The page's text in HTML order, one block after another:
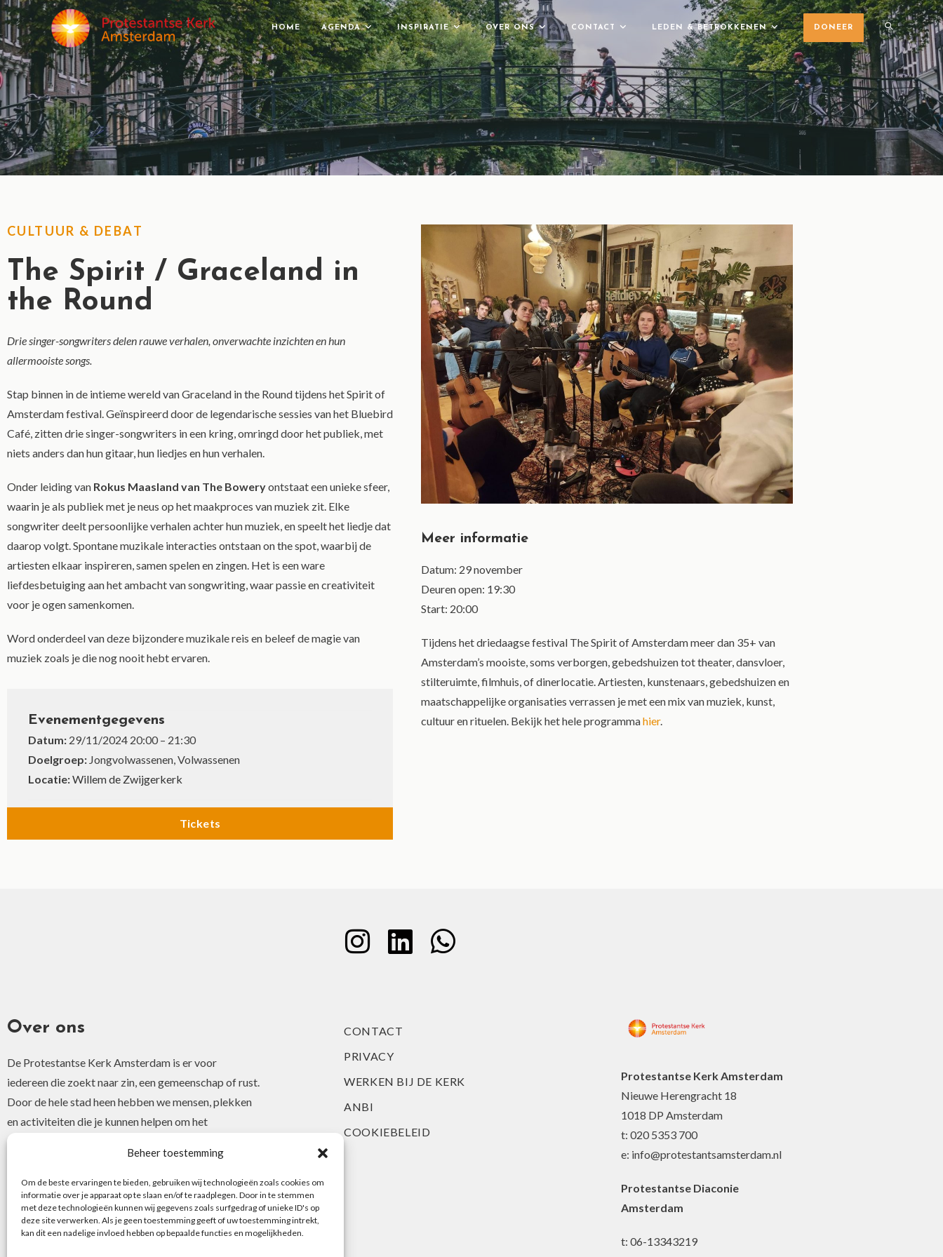
Beheer toestemming
Om de beste ervaringen te bieden, gebruiken wij technologieën zoals cookies om
informatie over je apparaat op te slaan en/of te raadplegen. Door in te stemmen
met deze technologieën kunnen wij gegevens zoals surfgedrag of unieke ID's op
deze site verwerken. Als je geen toestemming geeft of uw toestemming intrekt,
kan dit een nadelige invloed hebben op bepaalde functies en mogelijkheden.
HOME AGENDA INSPIRATIE OVER ONS CONTACT LEDEN & BETROKKENEN DONEER
CULTUUR & DEBAT
The Spirit / Graceland in
the Round
Drie singer-songwriters delen rauwe verhalen, onverwachte inzichten en hun
allermooiste songs.
Stap binnen in de intieme wereld van Graceland in the Round tijdens het Spirit of
Amsterdam festival. Geïnspireerd door de legendarische sessies van het Bluebird
Café, zitten drie singer-songwriters in een kring, omringd door het publiek, met
niets anders dan hun gitaar, hun liedjes en hun verhalen.
Onder leiding van Rokus Maasland van The Boweryontstaat een unieke sfeer,
waarin je als publiek met je neus op het maakproces van muziek zit. Elke
songwriter deelt persoonlijke verhalen achter hun muziek, en speelt het liedje dat
daarop volgt. Spontane muzikale interacties ontstaan on the spot, waarbij de
artiesten elkaar inspireren, samen spelen en zingen. Het is een ware
liefdesbetuiging aan het ambacht van songwriting, waar passie en creativiteit
voor je ogen samenkomen.
Word onderdeel van deze bijzondere muzikale reis en beleef de magie van
muziek zoals je die nog nooit hebt ervaren.
Evenementgegevens
Datum: 29/11/2024 20:00 – 21:30
Doelgroep: Jongvolwassenen, Volwassenen
Locatie:Willem de Zwijgerkerk
Tickets
Meer informatie
Datum: 29 november
Deuren open: 19:30
Start: 20:00
Tijdens het driedaagse festival The Spirit of Amsterdam meer dan 35+ van
Amsterdam’s mooiste, soms verborgen, gebedshuizen tot theater, dansvloer,
stilteruimte, filmhuis, of dinerlocatie. Artiesten, kunstenaars, gebedshuizen en
maatschappelijke organisaties verrassen je met een mix van muziek, kunst,
cultuur en rituelen. Bekijk het hele programmahier.
Over ons
De Protestantse Kerk Amsterdam is er voor
iedereen die zoekt naar zin, een gemeenschap of rust.
Door de hele stad heen hebben we mensen, plekken
en activiteiten die je kunnen helpen om het
christelijke geloof of je interesse hierin te ontdekken.
CONTACT
PRIVACY
WERKEN BIJ DE KERK
ANBI
COOKIEBELEID
Protestantse Kerk Amsterdam
Nieuwe Herengracht 18
1018 DP Amsterdam
t: 020 5353 700
e: info@protestantsamsterdam.nl
Protestantse Diaconie
Amsterdam
t: 06-13343219